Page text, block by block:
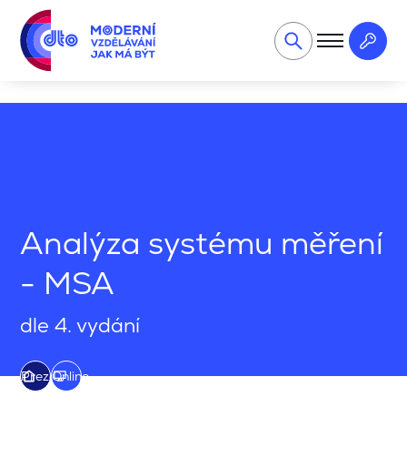
Analýza systému měření
- MSA
dle 4. vydání
Prezenční
Online